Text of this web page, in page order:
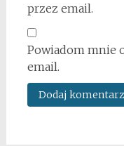
przez email.
Powiadom mnie
email.